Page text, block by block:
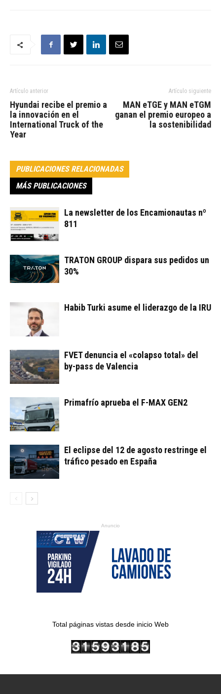
Artículo anterior
Hyundai recibe el premio a
la innovación en el
International Truck of the
Year
Artículo siguiente
MAN eTGE y MAN eTGM
ganan el premio europeo a
la sostenibilidad
PUBLICACIONES RELACIONADAS
MÁS PUBLICACIONES
La newsletter de los Encamionautas nº
811
TRATON GROUP dispara sus pedidos un
30%
Habib Turki asume el liderazgo de la IRU
FVET denuncia el «colapso total» del
by-pass de Valencia
Primafrío aprueba el F-MAX GEN2
El eclipse del 12 de agosto restringe el
tráfico pesado en España
Anuncio
Total páginas vistas desde inicio Web